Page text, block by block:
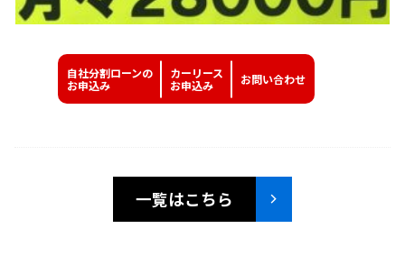
自社分割ローンの
お申込み
カーリース
お申込み
お問い合わせ
一覧はこちら